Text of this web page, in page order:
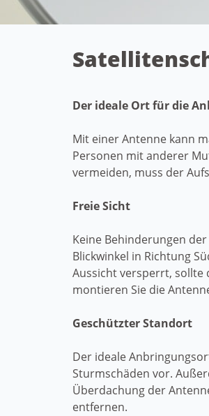
Der ideale Ort für die
Mit einer Antenne kann
Personen mit anderer
vermeiden, muss der
Freie Sicht
Keine Behinderungen
Blickwinkel in Richtung
Aussicht versperrt, sollte
montieren Sie die
Geschützter Standort
Der ideale
Sturmschäden vor.
Überdachung der
entfernen.